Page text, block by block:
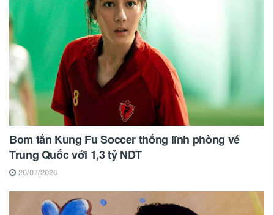
Bom tấn Kung Fu Soccer thống lĩnh phòng vé
Trung Quốc với 1,3 tỷ NDT
20/07/2026